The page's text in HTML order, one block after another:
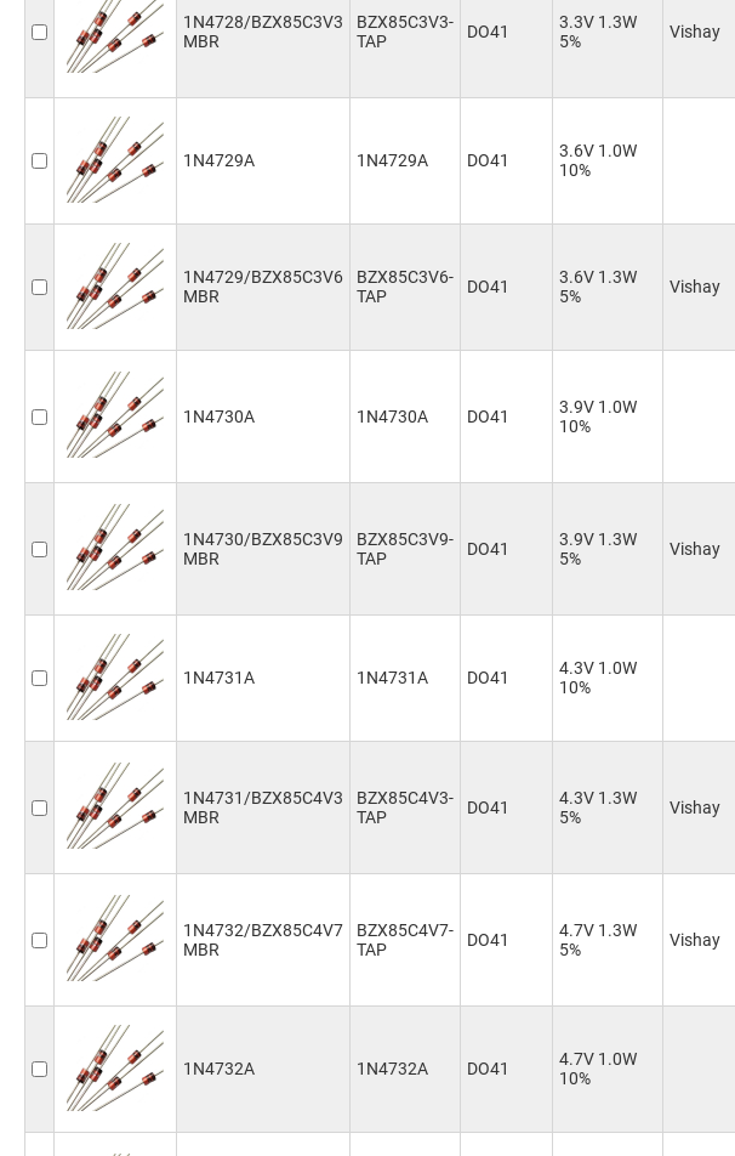
1N4728/BZX85C3V3
MBR
BZX85C3V3-
TAP
DO41
3.3V 1.3W
5%
Vishay
1N4729A 1N4729A DO41
3.6V 1.0W
10%
1N4729/BZX85C3V6
MBR
BZX85C3V6-
TAP
DO41
3.6V 1.3W
5%
Vishay
1N4730A 1N4730A DO41
3.9V 1.0W
10%
1N4730/BZX85C3V9
MBR
BZX85C3V9-
TAP
DO41
3.9V 1.3W
5%
Vishay
1N4731A 1N4731A DO41
4.3V 1.0W
10%
1N4731/BZX85C4V3
MBR
BZX85C4V3-
TAP
DO41
4.3V 1.3W
5%
Vishay
1N4732/BZX85C4V7
MBR
BZX85C4V7-
TAP
DO41
4.7V 1.3W
5%
Vishay
1N4732A 1N4732A DO41
4.7V 1.0W
10%